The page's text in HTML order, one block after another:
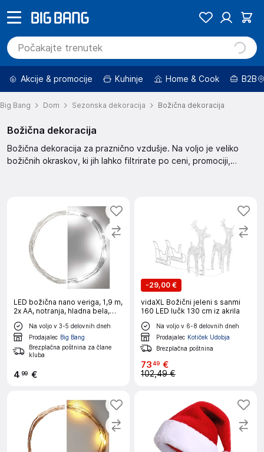
Akcije & promocije Kuhinje Home & Cook B2B
Big Bang Dom Sezonska dekoracija Božična dekoracija
Božična dekoracija
Božična dekoracija za praznično vzdušje. Na voljo je veliko
božičnih okraskov, ki jih lahko filtrirate po ceni, promociji,
LED božična nano veriga, 1,9 m,
2x AA, notranja, hladna bela,
časovnik
Na voljo v 3-5 delovnih dneh
Prodajalec Big Bang
Brezplačna poštnina za člane
kluba
4 99 €
-29,00 €
vidaXL Božični jeleni s sanmi
160 LED lučk 130 cm iz akrila
Na voljo v 6-8 delovnih dneh
Prodajalec Kotiček Udobja
Brezplačna poštnina
7349 €
102,49 €